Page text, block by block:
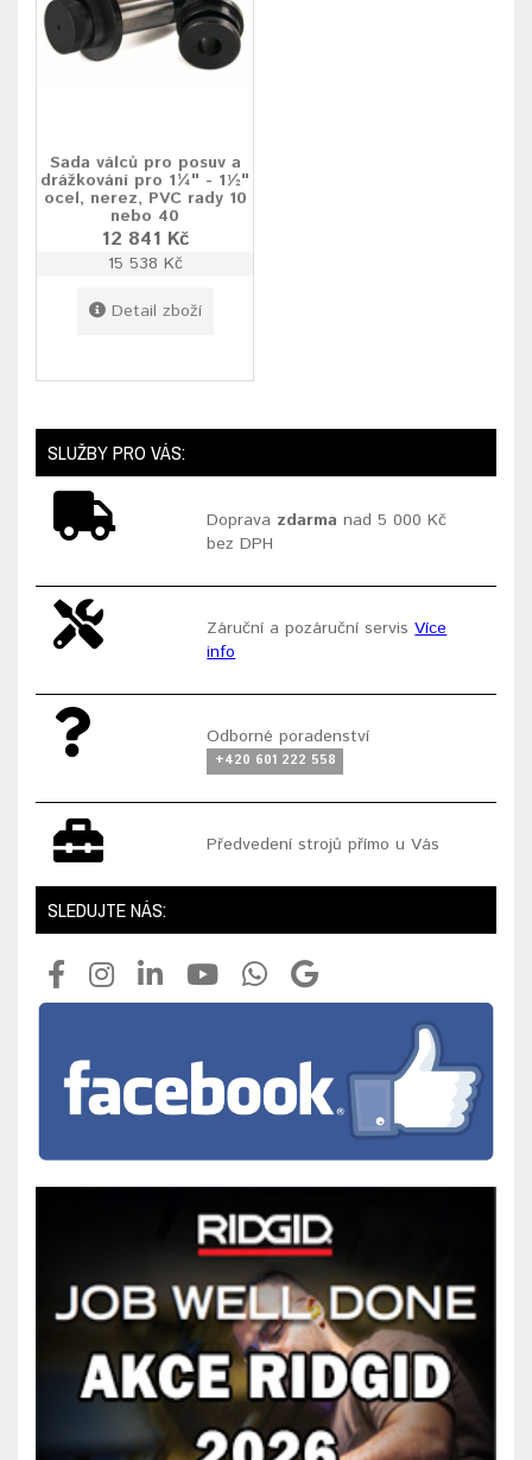
Sada válců pro posuv a
drážkování pro 1¼" - 1½"
ocel, nerez, PVC rady 10
nebo 40
12 841 Kč
15 538 Kč
Detail zboží
SLUŽBY PRO VÁS:
Doprava zdarma nad 5 000 Kč
bez DPH
Záruční a pozáruční servisVíce
info
Odborné poradenství
+420 601 222 558
Předvedení strojů přímo u Vás
SLEDUJTE NÁS: